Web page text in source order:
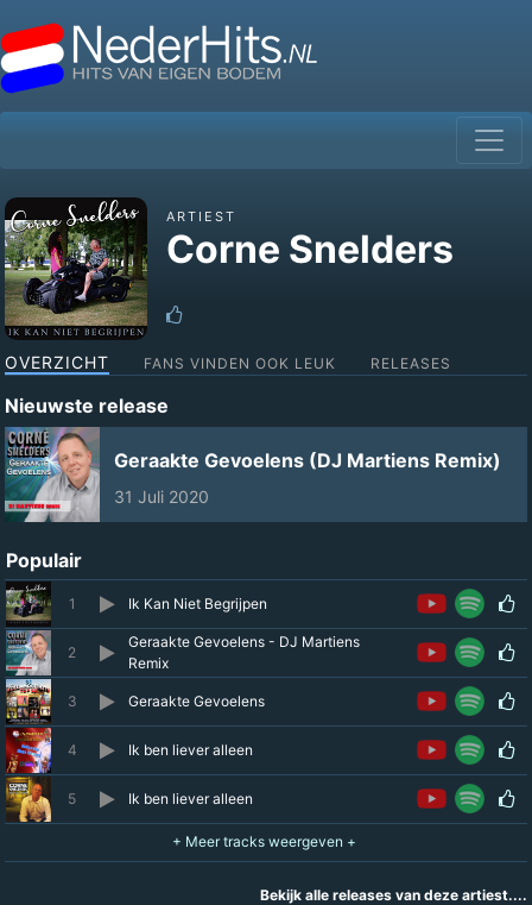
ARTIEST
Corne Snelders
OVERZICHT FANS VINDEN OOK LEUK RELEASES
Nieuwste release
Geraakte Gevoelens (DJ Martiens Remix)
31 Juli 2020
Populair
1 Ik Kan Niet Begrijpen
2
Geraakte Gevoelens - DJ Martiens
Remix
3 Geraakte Gevoelens
4 Ik ben liever alleen
5 Ik ben liever alleen
Bekijk alle releases van deze artiest....